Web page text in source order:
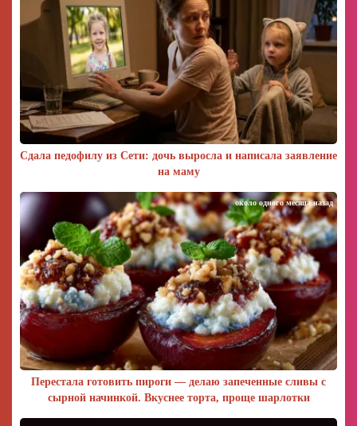
Сдала педофилу из Сети: дочь выросла и написала заявление
на маму
Перестала готовить пироги — делаю запеченные сливы с
сырной начинкой. Вкуснее торта, проще шарлотки
около одного месяца назад